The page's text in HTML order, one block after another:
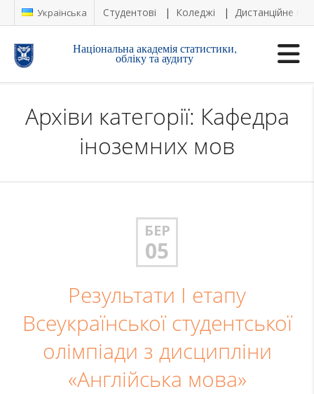
Українська Студентові Коледжі Дистанційне
Національна академія статистики,
обліку та аудиту
Архіви категорії: Кафедра
іноземних мов
БЕР
05
Результати І етапу
Всеукраїнської студентської
олімпіади з дисципліни
«Англійська мова»